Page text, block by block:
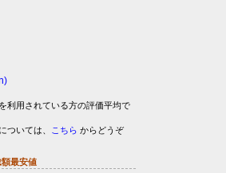
利用されている方の評価平均で
ついては、
こちら からどうぞ
最安値